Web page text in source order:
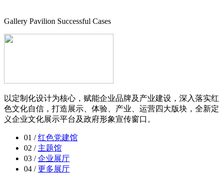
Gallery Pavilion Successful Cases
以定制化设计为核心，赋能企业品牌及产业建设，深入落实红
色文化自信，打造展示、体验、产业、运营四大版块，全新定
义企业文化展示平台及政府形象宣传窗口。
01 /红色党建馆
02 / 主题馆
03 /企业展厅
04 /更多展厅